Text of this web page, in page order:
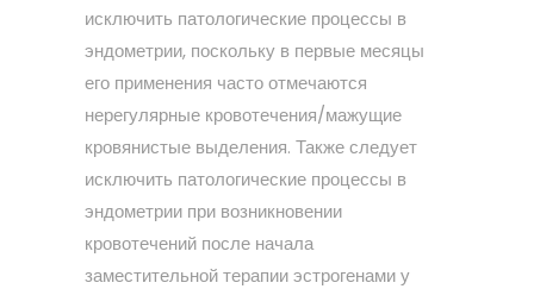
исключить патологические процессы в
эндометрии, поскольку в первые месяцы
его применения часто отмечаются
нерегулярные кровотечения/мажущие
кровянистые выделения. Также следует
исключить патологические процессы в
эндометрии при возникновении
кровотечений после начала
заместительной терапии эстрогенами у